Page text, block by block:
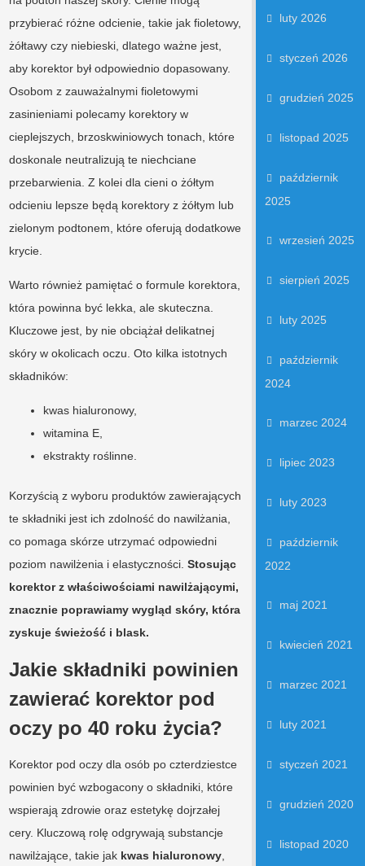
przybierać różne odcienie, takie jak fioletowy,
żółtawy czy niebieski, dlatego ważne jest,
aby korektor był odpowiednio dopasowany.
Osobom z zauważalnymi fioletowymi
zasinieniami polecamy korektory w
cieplejszych, brzoskwiniowych tonach, które
doskonale neutralizują te niechciane
przebarwienia. Z kolei dla cieni o żółtym
odcieniu lepsze będą korektory z żółtym lub
zielonym podtonem, które oferują dodatkowe
krycie.
Warto również pamiętać o formule korektora,
która powinna być lekka, ale skuteczna.
Kluczowe jest, by nie obciążał delikatnej
skóry w okolicach oczu. Oto kilka istotnych
składników:
kwas hialuronowy,
witamina E,
ekstrakty roślinne.
Korzyścią z wyboru produktów zawierających
te składniki jest ich zdolność do nawilżania,
co pomaga skórze utrzymać odpowiedni
poziom nawilżenia i elastyczności.Stosując
korektor z właściwościami nawilżającymi,
znacznie poprawiamy wygląd skóry, która
zyskuje świeżość i blask.
Jakie składniki powinien
zawierać korektor pod
oczy po 40 roku życia?
Korektor pod oczy dla osób po czterdziestce
powinien być wzbogacony o składniki, które
wspierają zdrowie oraz estetykę dojrzałej
cery. Kluczową rolę odgrywają substancje
nawilżające, takie jak kwas hialuronowy
luty 2026
styczeń 2026
grudzień 2025
listopad 2025
październik
2025
wrzesień 2025
sierpień 2025
luty 2025
październik
2024
marzec 2024
lipiec 2023
luty 2023
październik
2022
maj 2021
kwiecień 2021
marzec 2021
luty 2021
styczeń 2021
grudzień 2020
listopad 2020